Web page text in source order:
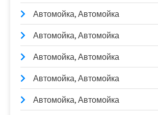
Автомойка, Автомойка
Автомойка, Автомойка
Автомойка, Автомойка
Автомойка, Автомойка
Автомойка, Автомойка